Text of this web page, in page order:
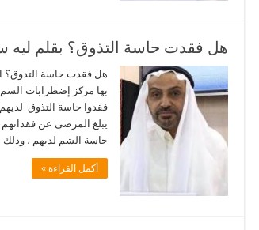
هل فقدت حاسة التذوق؟ بقلم ليه
هل فقدت حاسة التذوق؟
فقدوا حاسة التذوق
يبلغ المرضى عن
حاسة الشم لديهم ،
أكمل القراءة »